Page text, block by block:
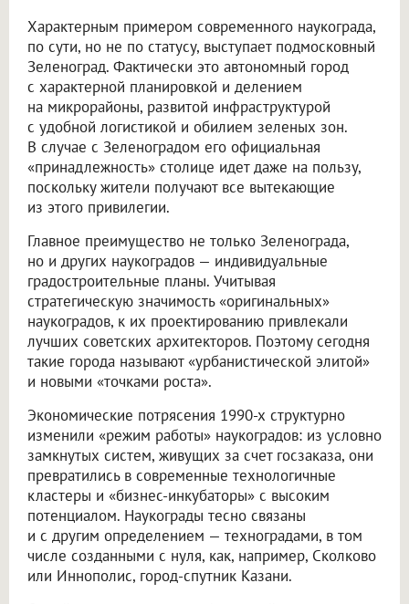
Характерным примером современного наукограда,
по сути, но не по статусу, выступает подмосковный
Зеленоград. Фактически это автономный город
с характерной планировкой и делением
на микрорайоны, развитой инфраструктурой
с удобной логистикой и обилием зеленых зон.
В случае с Зеленоградом его официальная
«принадлежность» столице идет даже на пользу,
поскольку жители получают все вытекающие
из этого привилегии.
Главное преимущество не только Зеленограда,
но и других наукоградов — индивидуальные
градостроительные планы. Учитывая
стратегическую значимость «оригинальных»
наукоградов, к их проектированию привлекали
лучших советских архитекторов. Поэтому сегодня
такие города называют «урбанистической элитой»
и новыми «точками роста».
Экономические потрясения 1990-х структурно
изменили «режим работы» наукоградов: из условно
замкнутых систем, живущих за счет госзаказа, они
превратились в современные технологичные
кластеры и «бизнес-инкубаторы» с высоким
потенциалом. Наукограды тесно связаны
и с другим определением — техноградами, в том
числе созданными с нуля, как, например, Сколково
или Иннополис, город-спутник Казани.